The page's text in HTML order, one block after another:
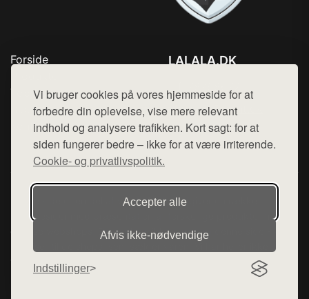
Vi bruger cookies på vores hjemmeside for at
forbedre din oplevelse, vise mere relevant
indhold og analysere trafikken. Kort sagt: for at
siden fungerer bedre – ikke for at være irriterende.
Cookie- og privatlivspolitik.
Accepter alle
Afvis ikke‑nødvendige
Indstillinger
Forside
Top Rabatter
Blog
Kontakt
LALALA.DK
Mail: hej@want.dk
Cookie- og privatlivspolitik
Denne side er en del af want.dk, der udgiver en række
hjemmesider med præsentation af forskellige produkter fra
diverse webshops. Der sælges ikke varer fra denne side - vi
varerne på lager.